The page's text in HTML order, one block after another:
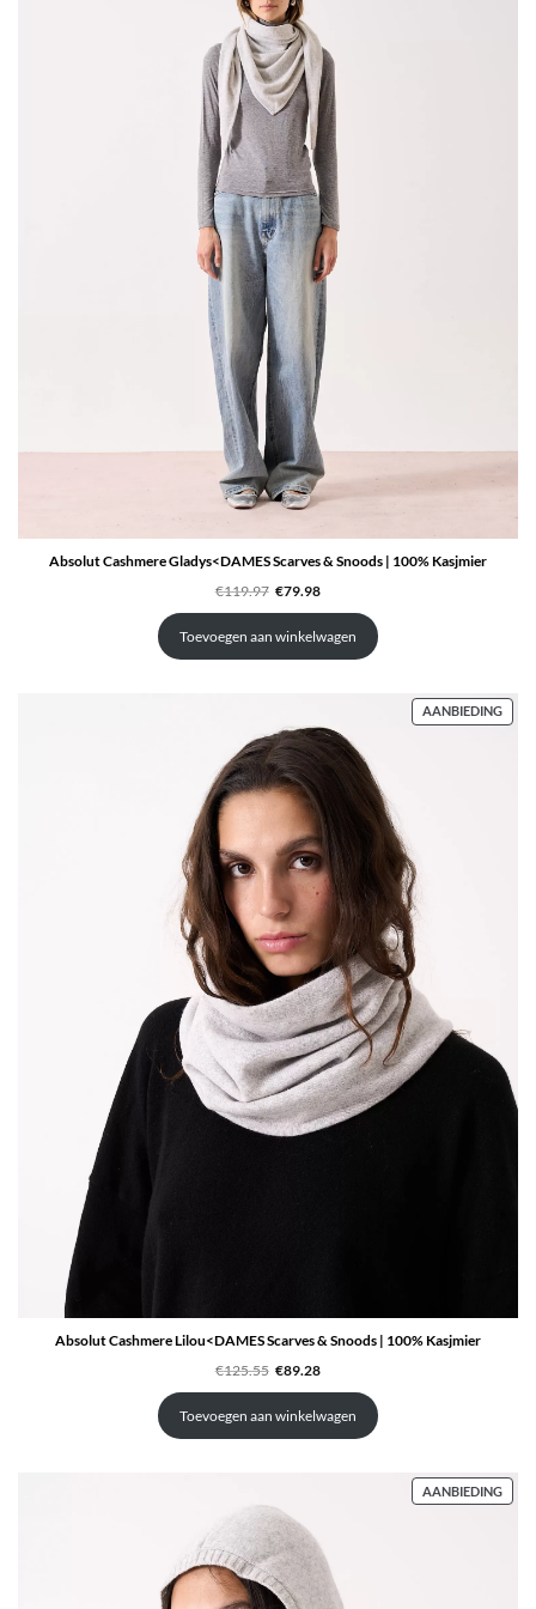
Absolut Cashmere Gladys<DAMES Scarves & Snoods | 100% Kasjmier
€119.97 Oorspronkelijke
was:
€119.97.
€79.98Huidige
is:
€79.98.
Toevoegen aan winkelwagen
AANBIEDING
IN
Absolut Cashmere Lilou<DAMES Scarves & Snoods | 100% Kasjmier
€125.55 Oorspronkelijke
was:
€125.55.
€89.28Huidige
is:
€89.28.
Toevoegen aan winkelwagen
AANBIEDING
IN